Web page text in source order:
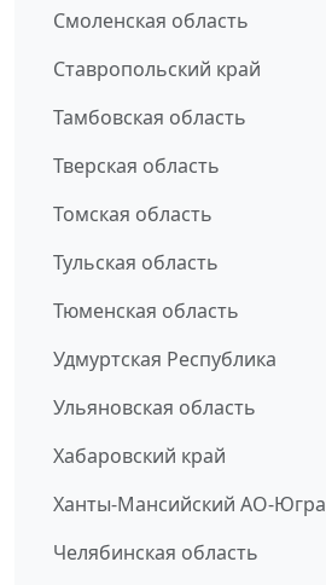
Смоленская область
Ставропольский край
Тамбовская область
Тверская область
Томская область
Тульская область
Тюменская область
Удмуртская Республика
Ульяновская область
Хабаровский край
Ханты-Мансийский АО-Югра
Челябинская область